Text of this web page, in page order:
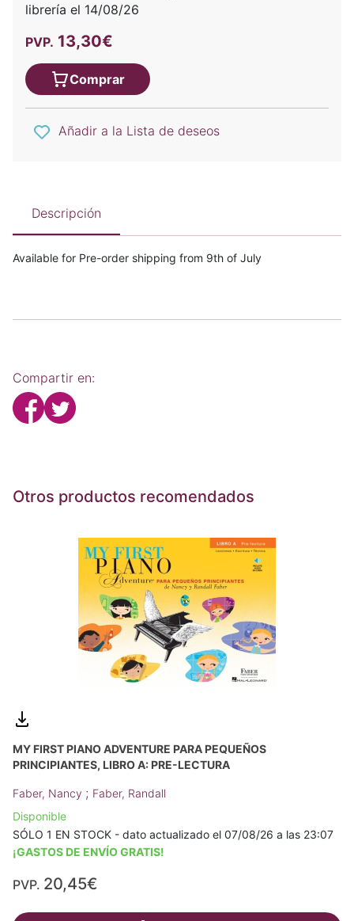
librería el 14/08/26
PVP. 13,30€
Comprar
Añadir a la Lista de deseos
Descripción
Available for Pre-order shipping from 9th of July
Compartir en:
Otros productos recomendados
MY FIRST PIANO ADVENTURE PARA PEQUEÑOS
PRINCIPIANTES, LIBRO A: PRE-LECTURA
Faber, Nancy ; Faber, Randall
Disponible
SÓLO 1 EN STOCK - dato actualizado el 07/08/26 a las 23:07
¡GASTOS DE ENVÍO GRATIS!
PVP. 20,45€